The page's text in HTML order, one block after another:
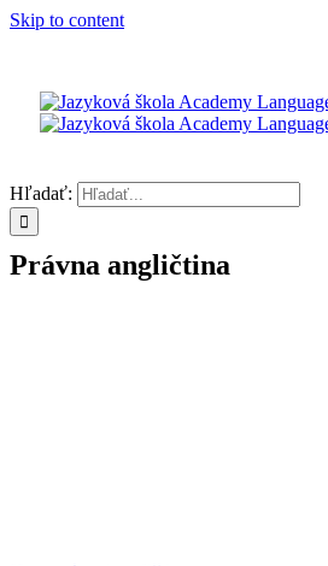
Skip to content
Hľadať:
Právna angličtina